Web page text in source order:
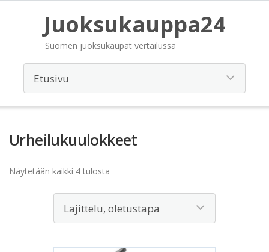
Juoksukauppa24
Suomen juoksukaupat vertailussa
Urheilukuulokkeet
Näytetään kaikki 4 tulosta